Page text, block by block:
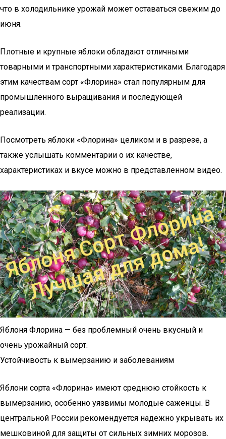
что в холодильнике урожай может оставаться свежим до
июня.
Плотные и крупные яблоки обладают отличными
товарными и транспортными характеристиками. Благодаря
этим качествам сорт «Флорина» стал популярным для
промышленного выращивания и последующей
реализации.
Посмотреть яблоки «Флорина» целиком и в разрезе, а
также услышать комментарии о их качестве,
характеристиках и вкусе можно в представленном видео.
Яблоня Флорина — без проблемный очень вкусный и
очень урожайный сорт.
Устойчивость к вымерзанию и заболеваниям
Яблони сорта «Флорина» имеют среднюю стойкость к
вымерзанию, особенно уязвимы молодые саженцы. В
центральной России рекомендуется надежно укрывать их
мешковиной для защиты от сильных зимних морозов.